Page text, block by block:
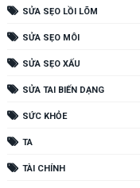
SỬA SẸO LỒI LÕM
SỬA SẸO MÔI
SỬA SẸO XẤU
SỬA TAI BIẾN DẠNG
SỨC KHỎE
TA
TÀI CHÍNH